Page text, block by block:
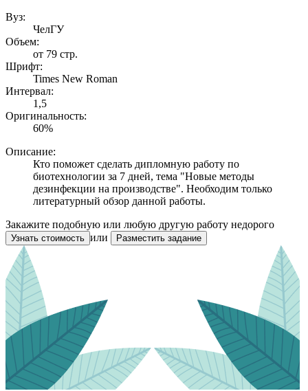
Вуз:
ЧелГУ
Объем:
от 79 стр.
Шрифт:
Times New Roman
Интервал:
1,5
Оригинальность:
60%
Описание:
Кто поможет сделать дипломную работу по
биотехнологии за 7 дней, тема "Новые методы
дезинфекции на производстве". Необходим только
литературный обзор данной работы.
Закажите подобную или любую другую работу недорого
Узнать стоимость или Разместить задание